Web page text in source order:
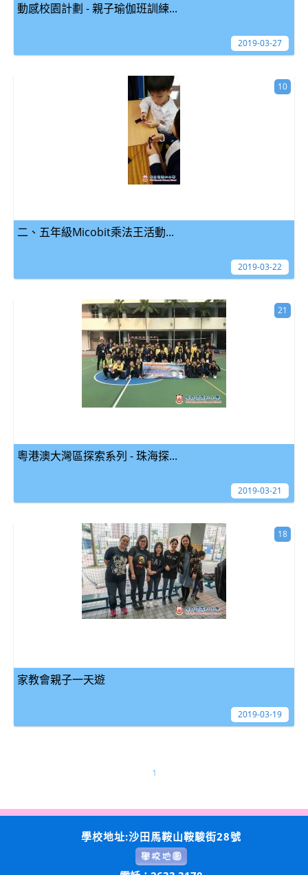
動感校園計劃 - 親子瑜伽班訓練...
2019-03-27
二、五年級Micobit乘法王活動...
10
2019-03-22
粵港澳大灣區探索系列 - 珠海探...
21
2019-03-21
家教會親子一天遊
18
2019-03-19
1
學校地址:沙田馬鞍山鞍駿街28號